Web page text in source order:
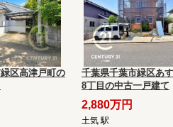
区高津戸町の
千葉県千葉市緑区あ
8丁目の中古一戸建て
2,880万円
土気 駅